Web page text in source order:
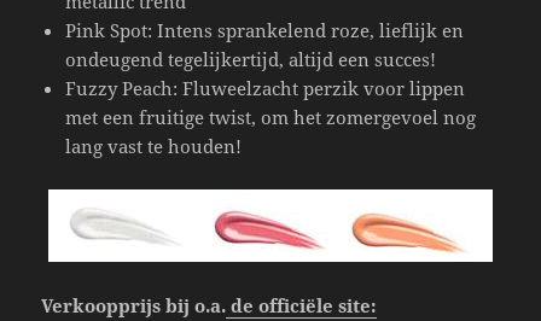
Pink Spot: Intens sprankelend roze, lieflijk en
ondeugend tegelijkertijd, altijd een succes!
Fuzzy Peach: Fluweelzacht perzik voor lippen
met een fruitige twist, om het zomergevoel nog
lang vast te houden!
Verkoopprijs bij o.a. de officiëlesite: